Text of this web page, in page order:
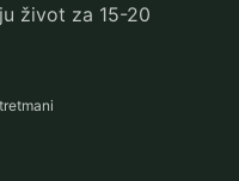
život za 15-20